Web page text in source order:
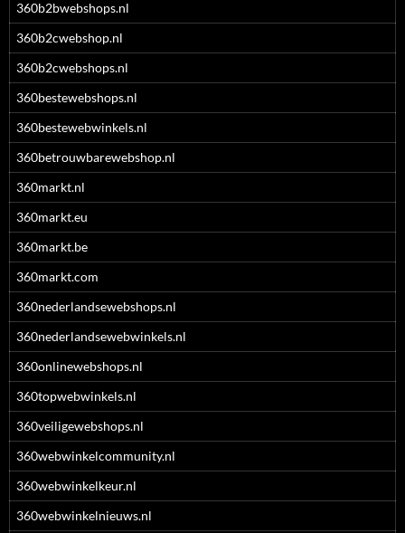
360b2bwebshops.nl
360b2cwebshop.nl
360b2cwebshops.nl
360bestewebshops.nl
360bestewebwinkels.nl
360betrouwbarewebshop.nl
360markt.nl
360markt.eu
360markt.be
360markt.com
360nederlandsewebshops.nl
360nederlandsewebwinkels.nl
360onlinewebshops.nl
360topwebwinkels.nl
360veiligewebshops.nl
360webwinkelcommunity.nl
360webwinkelkeur.nl
360webwinkelnieuws.nl